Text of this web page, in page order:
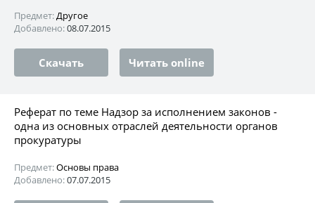
Предмет:Другое
Добавлено:08.07.2015
Скачать Читать online
Реферат по теме Надзор за исполнением законов -
одна из основных отраслей деятельности органов
прокуратуры
Предмет:Основы права
Добавлено:07.07.2015